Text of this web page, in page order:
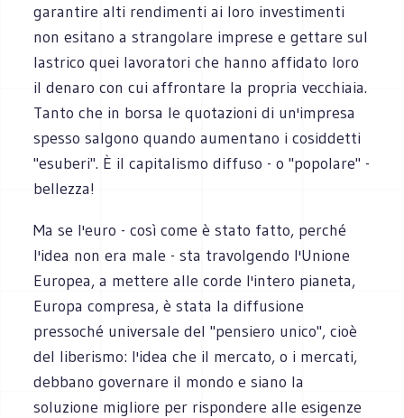
garantire alti rendimenti ai loro investimenti
non esitano a strangolare imprese e gettare sul
lastrico quei lavoratori che hanno affidato loro
il denaro con cui affrontare la propria vecchiaia.
Tanto che in borsa le quotazioni di un'impresa
spesso salgono quando aumentano i cosiddetti
"esuberi". È il capitalismo diffuso - o "popolare" -
bellezza!
Ma se l'euro - così come è stato fatto, perché
l'idea non era male - sta travolgendo l'Unione
Europea, a mettere alle corde l'intero pianeta,
Europa compresa, è stata la diffusione
pressoché universale del "pensiero unico", cioè
del liberismo: l'idea che il mercato, o i mercati,
debbano governare il mondo e siano la
soluzione migliore per rispondere alle esigenze